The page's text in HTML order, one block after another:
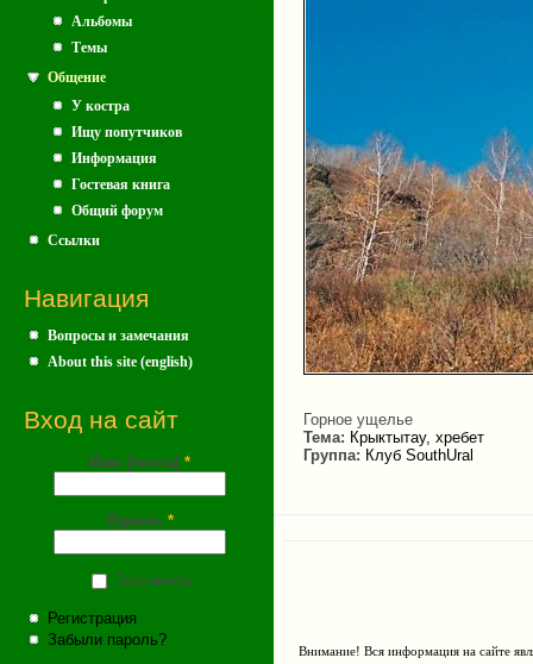
Альбомы
Темы
Общение
У костра
Ищу попутчиков
Информация
Гостевая книга
Общий форум
Ссылки
Навигация
Вопросы и замечания
About this site (english)
Вход на сайт
Имя (почта) *
Пароль *
Запомнить
Регистрация
Забыли пароль?
Горное ущелье
Тема: Крыктытау, хребет
Группа: Клуб SouthUral
Внимание! Вся информация на сайте